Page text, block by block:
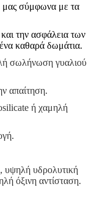
μας σύμφωνα με τα
την ασφάλεια των
καθαρά δωμάτια.
σωλήνωση γυαλιού
απαίτηση.
ή χαμηλή
υψηλή υδρολυτική
όξινη αντίσταση.